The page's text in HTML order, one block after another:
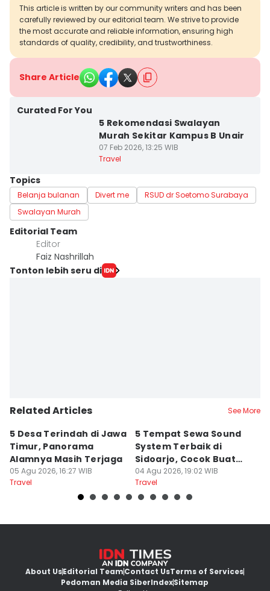
This article is written by our community writers and has been
carefully reviewed by our editorial team. We strive to provide
the most accurate and reliable information, ensuring high
standards of quality, credibility, and trustworthiness.
Share Article
Curated For You
5 Rekomendasi Swalayan
Murah Sekitar Kampus B Unair
07 Feb 2026, 13:25 WIB
Travel
Topics
Belanja bulanan Divert me
RSUD dr Soetomo Surabaya
Swalayan Murah
Editorial Team
Editor
Faiz Nashrillah
Tonton lebih seru di
Related Articles See More
5 Desa Terindah di Jawa
Timur, Panorama
Alamnya Masih Terjaga
05 Agu 2026, 16:27 WIB
Travel
5 Tempat Sewa Sound
System Terbaik di
Sidoarjo, Cocok Buat
Agustusan
04 Agu 2026, 19:02 WIB
Travel
About UsEditorial TeamContact UsTerms of Services
Pedoman Media SiberIndexSitemap